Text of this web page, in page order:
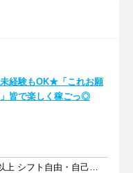
未経験もOK★「これお願
皆で楽しく稼ごっ◎
週1日以上 1日4時間以上 シフト自由・自己申告